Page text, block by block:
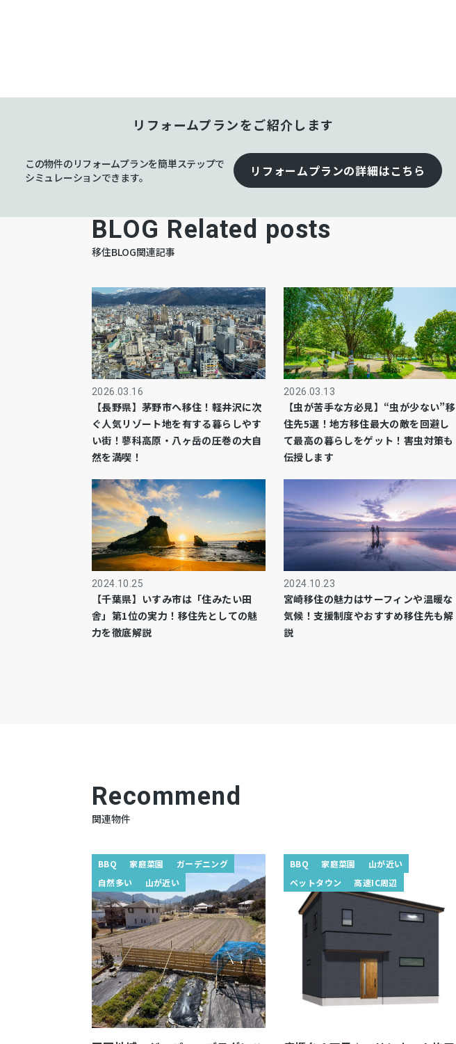
リフォームプランをご紹介します
この物件のリフォームプランを簡単ステップで
シミュレーションできます。
リフォームプランの詳細はこちら
BLOG Related posts
移住BLOG関連記事
2026.03.16
【長野県】茅野市へ移住！軽井沢に次
ぐ人気リゾート地を有する暮らしやす
い街！蓼科高原・八ヶ岳の圧巻の大自
然を満喫！
2026.03.13
【虫が苦手な方必見】“虫が少ない”移
住先5選！地方移住最大の敵を回避し
て最高の暮らしをゲット！害虫対策も
伝授します
2024.10.25
【千葉県】いすみ市は「住みたい田
舎」第1位の実力！移住先としての魅
力を徹底解説
2024.10.23
宮崎移住の魅力はサーフィンや温暖な
気候！支援制度やおすすめ移住先も解
説
Recommend
関連物件
BBQ 家庭菜園
ガーデニング
自然多い
山が近い
BBQ 家庭菜園
山が近い
ベットタウン
高速IC周辺